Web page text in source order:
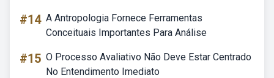
#14 A Antropologia Fornece Ferramentas
Conceituais Importantes Para Análise
#15 O Processo Avaliativo Não Deve Estar Centrado
No Entendimento Imediato